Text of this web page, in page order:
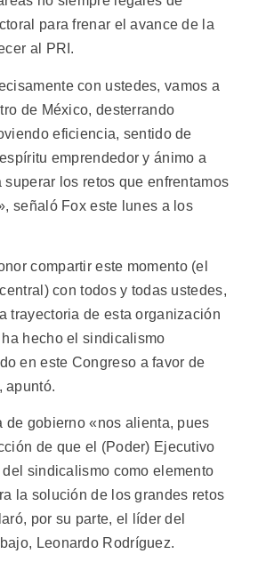
para frenar el avance de la
al PRI.
con ustedes, vamos a
de México, desterrando
eficiencia, sentido de
emprendedor y ánimo a
superar los retos que enfrentamos
señaló Fox este lunes a los
compartir este momento (el
con todos y todas ustedes,
trayectoria de esta organización
hecho el sindicalismo
en este Congreso a favor de
apuntó.
de gobierno «nos alienta, pues
de que el (Poder) Ejecutivo
sindicalismo como elemento
la solución de los grandes retos
por su parte, el líder del
Leonardo Rodríguez.